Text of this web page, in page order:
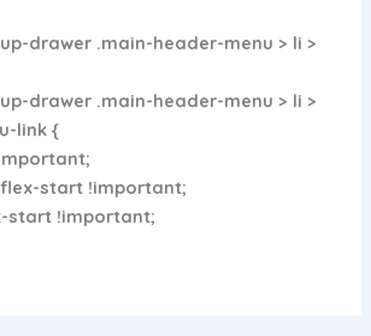
drawer .main-header-menu > li >
drawer .main-header-menu > li >
link {
start !important;
start !important;